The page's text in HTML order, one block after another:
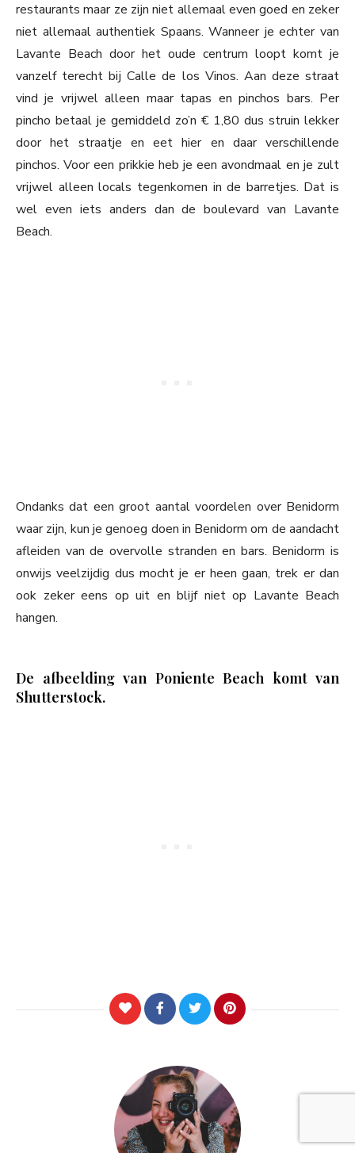
restaurants maar ze zijn niet allemaal even goed en zeker
niet allemaal authentiek Spaans. Wanneer je echter van
Lavante Beach door het oude centrum loopt komt je
vanzelf terecht bij Calle de los Vinos. Aan deze straat
vind je vrijwel alleen maar tapas en pinchos bars. Per
pincho betaal je gemiddeld zo’n € 1,80 dus struin lekker
door het straatje en eet hier en daar verschillende
pinchos. Voor een prikkie heb je een avondmaal en je zult
vrijwel alleen locals tegenkomen in de barretjes. Dat is
wel even iets anders dan de boulevard van Lavante
Beach.
Ondanks dat een groot aantal voordelen over Benidorm
waar zijn, kun je genoeg doen in Benidorm om de aandacht
afleiden van de overvolle stranden en bars. Benidorm is
onwijs veelzijdig dus mocht je er heen gaan, trek er dan
ook zeker eens op uit en blijf niet op Lavante Beach
hangen.
De afbeelding van Poniente Beach komt van
Shutterstock.